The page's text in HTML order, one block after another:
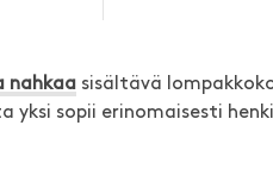
nahkaa sisältävä
yksi sopii erinomaisesti